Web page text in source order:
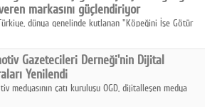
markasını güçlendiriyor
dünya genelinde kutlanan "Köpeğini İşe Götür
bağlılığı, iyi olma hali ve işveren markası üzerindeki
dikkat çekti.
Gazetecileri Derneği'nin Dijital
Yenilendi
medyasının çatı kuruluşu OGD, dijitalleşen medya